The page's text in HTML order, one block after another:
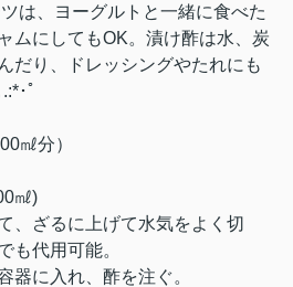
は、ヨーグルトと一緒に食べた
ムにしてもOK。漬け酢は水、炭
だり、ドレッシングやたれにも
･ﾟ
㎖分）
㎖)
、ざるに上げて水気をよく切
も代用可能。
に入れ、酢を注ぐ。